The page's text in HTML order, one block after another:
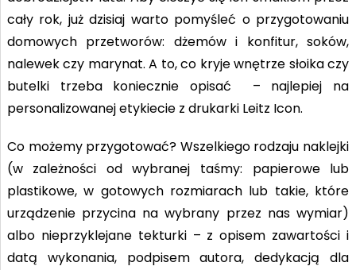
cały rok, już dzisiaj warto pomyśleć o przygotowaniu
domowych przetworów: dżemów i konfitur, soków,
nalewek czy marynat. A to, co kryje wnętrze słoika czy
butelki trzeba koniecznie opisać – najlepiej na
personalizowanej etykiecie z drukarki Leitz Icon.
Co możemy przygotować? Wszelkiego rodzaju naklejki
(w zależności od wybranej taśmy: papierowe lub
plastikowe, w gotowych rozmiarach lub takie, które
urządzenie przycina na wybrany przez nas wymiar)
albo nieprzyklejane tekturki – z opisem zawartości i
datą wykonania, podpisem autora, dedykacją dla